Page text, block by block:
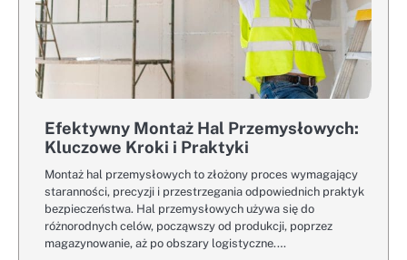
Efektywny Montaż Hal Przemysłowych:
Kluczowe Kroki i Praktyki
Montaż hal przemysłowych to złożony proces wymagający
staranności, precyzji i przestrzegania odpowiednich praktyk
bezpieczeństwa. Hal przemysłowych używa się do
różnorodnych celów, począwszy od produkcji, poprzez
magazynowanie, aż po obszary logistyczne.…